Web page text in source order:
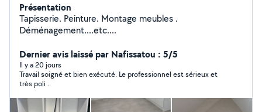
Présentation
Tapisserie. Peinture. Montage meubles .
Déménagement....etc....
Dernier avis laissé par Nafissatou : 5/5
Il y a 20 jours
Travail soigné et bien exécuté. Le professionnel est sérieux et
très poli .